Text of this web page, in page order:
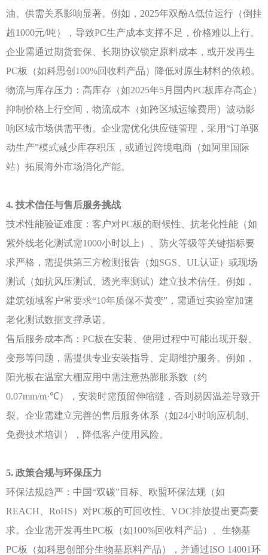
油、供需关系影响显著。例如，2025年双酚A低位运行（倒挂
超1000元/吨），导致PC生产成本支撑不足，价格难以上行。
企业需通过期货套保、长期协议锁定原料成本，或开发再生
PC板（如科思创100%回收料产品）降低对原生材料的依赖。
物流与库存压力：高库存（如2025年5月国内PC板库存高企）
抑制价格上行空间，物流成本（如跨区域运输费用）波动影
响区域市场供需平衡。企业需优化供应链管理，采用“订单驱
动生产”模式减少库存积压，或通过跨境电商（如阿里国际
站）拓展海外市场消化产能。
4. 技术信任与售后服务挑战
技术性能验证难度：客户对PC板的耐候性、抗老化性能（如
紫外线老化测试需1000小时以上）、防火等级等关键指标要
求严格，需提供第三方检测报告（如SGS、UL认证）或现场
测试（如抗风压测试、透光率测试）建立技术信任。例如，
建筑领域客户常要求“10年质保不黄变”，需通过实验室加速
老化测试数据支撑承诺。
售后服务成本高： PC板在安装、使用过程中可能出现开裂、
变形等问题，需提供专业安装指导、定期维护服务。例如，
阳光板在温室大棚应用中需注意热膨胀系数（约
0.07mm/m·℃），安装时需预留伸缩缝，否则易因温差导致开
裂。企业需建立完善的售后服务体系（如24小时响应机制、
免费技术培训），降低客户使用风险。
5. 政策合规与环保压力
环保法规趋严：中国“双碳”目标、欧盟环保法规（如
REACH、RoHS）对PC板的可回收性、VOC排放提出更高要
求。企业需开发再生PC板（如100%回收料产品）、生物基
PC板（如科思创部分生物基原料产品），并通过ISO 14001环